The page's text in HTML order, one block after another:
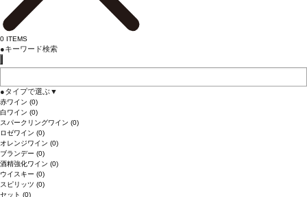
0 ITEMS
●キーワード検索
●タイプで選ぶ▼
赤ワイン (0)
白ワイン (0)
スパークリングワイン (0)
ロゼワイン (0)
オレンジワイン (0)
ブランデー (0)
酒精強化ワイン (0)
ウイスキー (0)
スピリッツ (0)
セット (0)